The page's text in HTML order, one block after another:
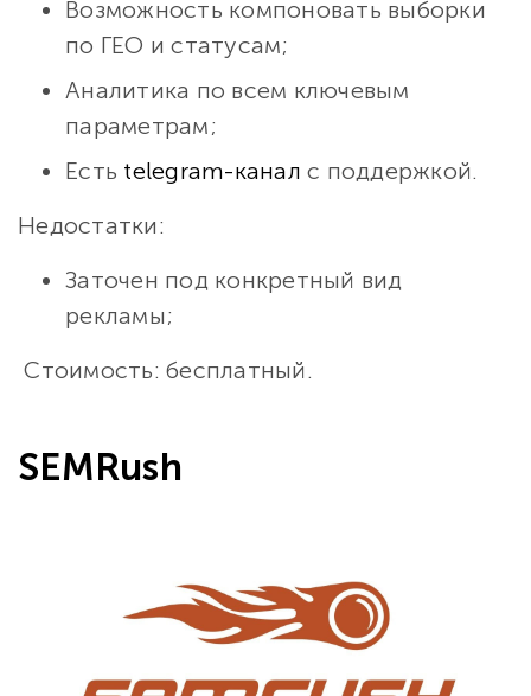
Возможность компоновать выборки
по ГЕО и статусам;
Аналитика по всем ключевым
параметрам;
Есть telegram-канал с поддержкой.
Недостатки:
Заточен под конкретный вид
рекламы;
Стоимость: бесплатный.
SEMRush